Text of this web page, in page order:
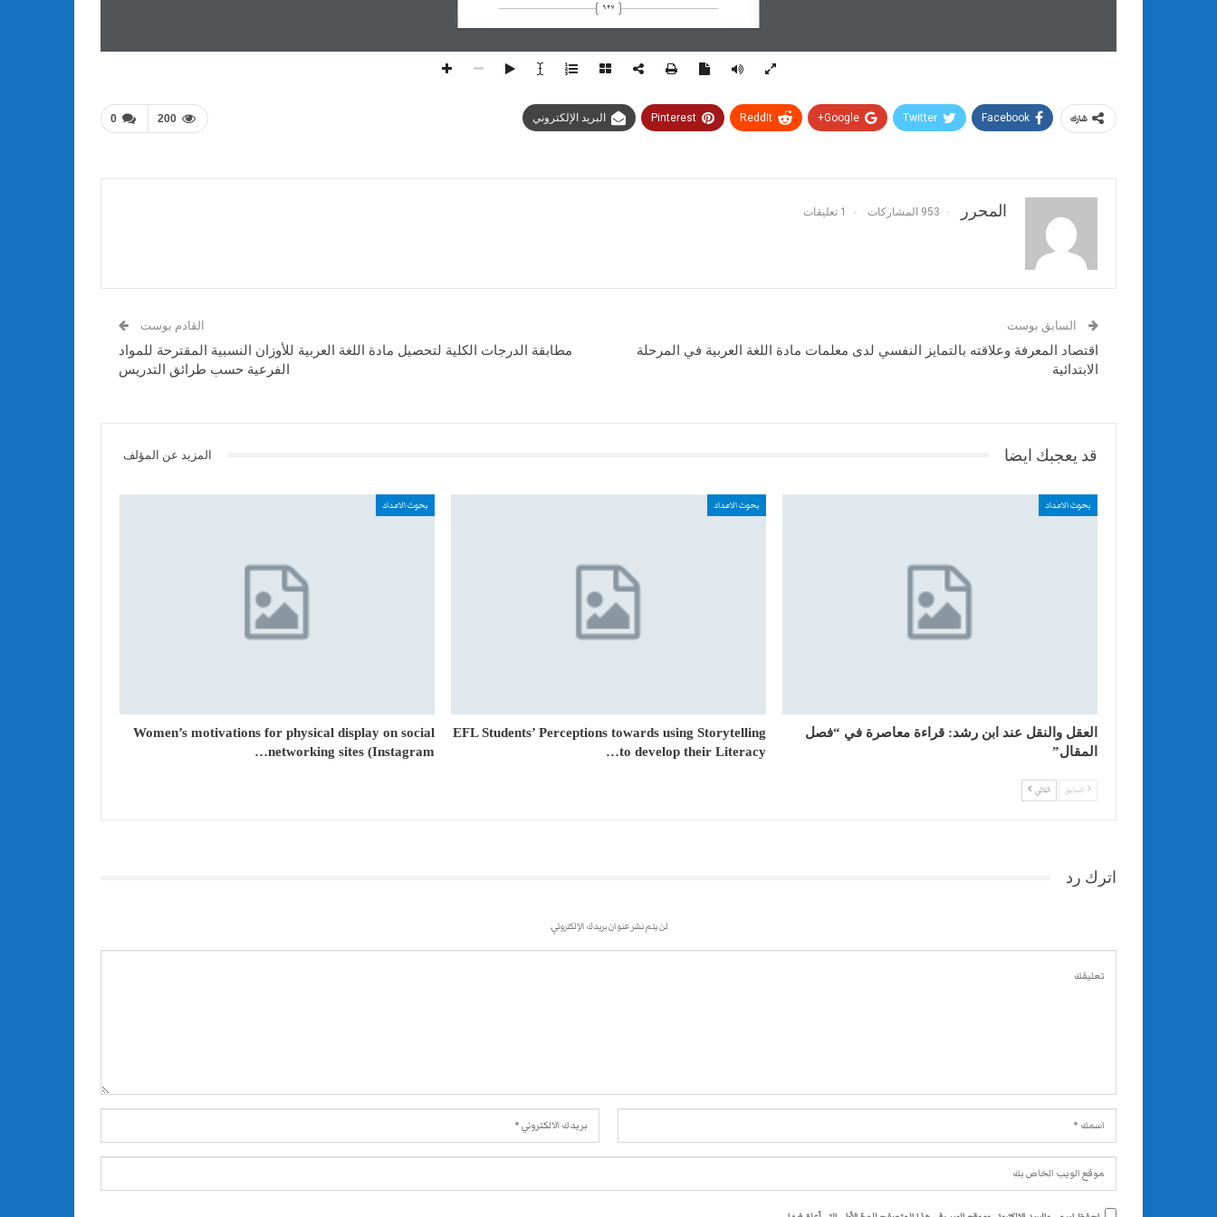
626
0 200 شارك Facebook
Twitter
Google+
ReddIt
Pinterest البريد الإلكتروني
المحرر 953 المشاركات 1 تعليقات
السابق بوست
اقتصاد المعرفة وعلاقته بالتمايز النفسي لدى معلمات مادة اللغة العربية في المرحلة
الابتدائية
القادم بوست
مطابقة الدرجات الكلية لتحصيل مادة اللغة العربية للأوزان النسبية المقترحة للمواد
الفرعية حسب طرائق التدريس
قد يعجبك ايضا المزيد عن المؤلف
بحوث الاعداد
العقل والنقل عند ابن رشد: قراءة معاصرة في “فصل
المقال”
بحوث الاعداد
EFL Students’ Perceptions towards using Storytelling
to develop their Literacy…
بحوث الاعداد
Women’s motivations for physical display on social
networking sites (Instagram…
السابق التالي
اترك رد
لن يتم نشر عنوان بريدك الإلكتروني.